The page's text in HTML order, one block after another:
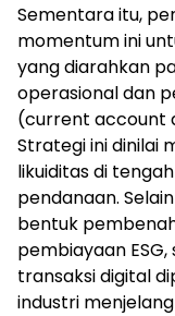
Sementara itu,
momentum ini
yang diarahkan
operasional dan
(current account
Strategi ini dinilai
likuiditas di
pendanaan.
bentuk
pembiayaan
transaksi digital
industri